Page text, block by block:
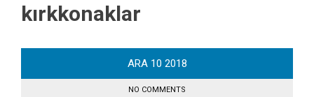
kırkkonaklar
ARA 10 2018
NO COMMENTS